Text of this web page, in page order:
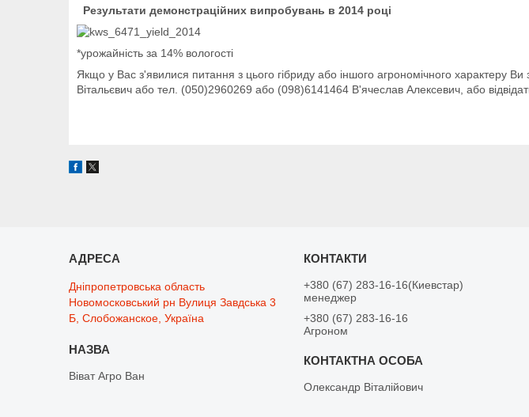
Результати демонстраційних випробувань в 2014 році
*урожайність за 14% вологості
Якщо у Вас з'явилися питання з цього гібриду або іншого агрономічного характеру
Вітальєвич або тел. (050)2960269 або (098)6141464 В'ячеслав Алексевич, або
Дніпропетровська область
Новомосковський рн Вулиця Завдська 3
Б, Слобожанское, Україна
Віват Агро Ван
+380 (67) 283-16-16 Киевстар
менеджер
+380 (67) 283-16-16
Агроном
Олександр Віталійович